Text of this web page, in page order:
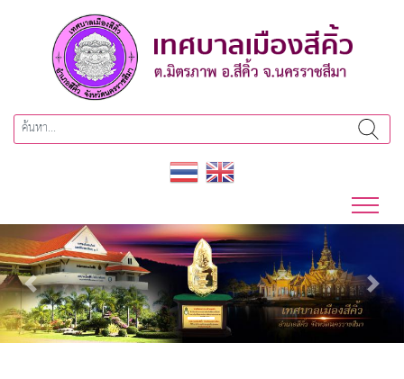
Previous Next